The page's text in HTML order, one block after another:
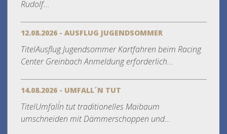
Rudolf...
12.08.2026 - AUSFLUG JUGENDSOMMER
TitelAusflug Jugendsommer Kartfahren beim Racing
Center Greinbach Anmeldung erforderlich...
14.08.2026 - UMFALL´N TUT
TitelUmfall´n tut traditionelles Maibaum
umschneiden mit Dämmerschoppen und...